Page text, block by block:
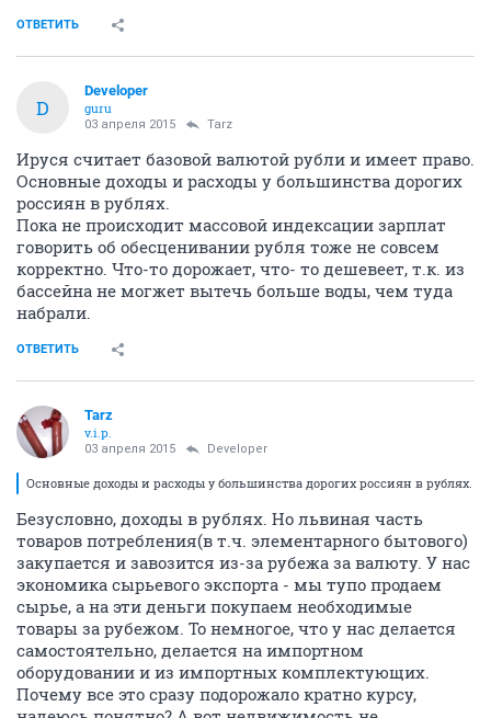
ОТВЕТИТЬ
D
Developer
guru
03 апреля 2015 Tarz
Ируся считает базовой валютой рубли и имеет право.
Основные доходы и расходы у большинства дорогих
россиян в рублях.
Пока не происходит массовой индексации зарплат
говорить об обесценивании рубля тоже не совсем
корректно. Что-то дорожает, что- то дешевеет, т.к. из
бассейна не могжет вытечь больше воды, чем туда
набрали.
ОТВЕТИТЬ
Tarz
v.i.p.
03 апреля 2015 Developer
Основные доходы и расходы у большинства дорогих россиян в рублях.
Безусловно, доходы в рублях. Но львиная часть
товаров потребления(в т.ч. элементарного бытового)
закупается и завозится из-за рубежа за валюту. У нас
экономика сырьевого экспорта - мы тупо продаем
сырье, а на эти деньги покупаем необходимые
товары за рубежом. То немногое, что у нас делается
самостоятельно, делается на импортном
оборудовании и из импортных комплектующих.
Почему все это сразу подорожало кратно курсу,